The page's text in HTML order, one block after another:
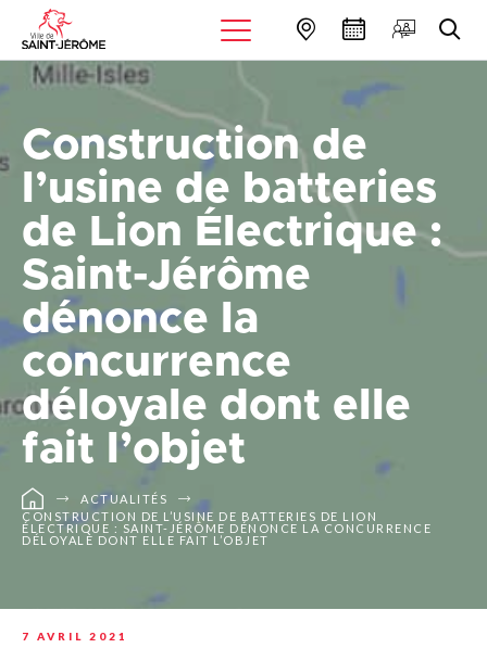
Construction de
l’usine de batteries
de Lion Électrique :
Saint-Jérôme
dénonce la
concurrence
déloyale dont elle
fait l’objet
ACTUALITÉS
CONSTRUCTION DE L’USINE DE BATTERIES DE LION
ÉLECTRIQUE : SAINT-JÉRÔME DÉNONCE LA CONCURRENCE
DÉLOYALE DONT ELLE FAIT L’OBJET
7 AVRIL 2021